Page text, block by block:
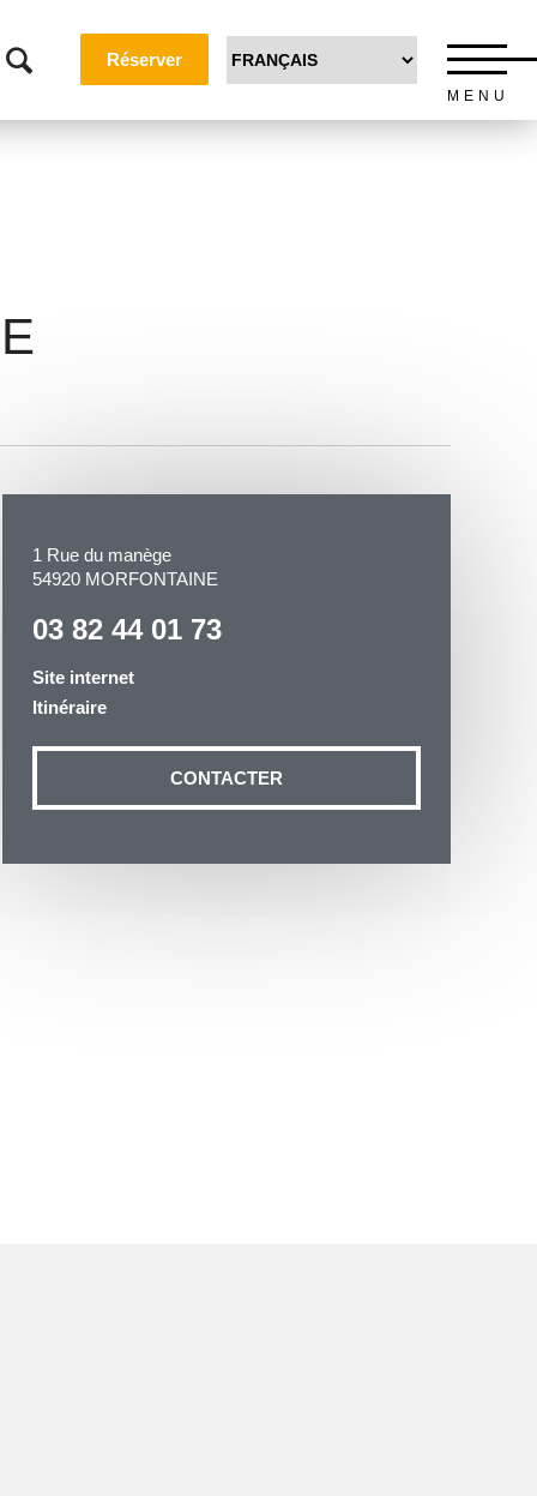
Réserver
MENU
1 Rue du manège
54920 MORFONTAINE
03 82 44 01 73
Site internet
Itinéraire
CONTACTER
demande
données
à
54035